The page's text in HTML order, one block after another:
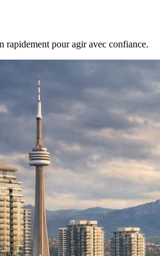
rapidement pour agir avec confiance.